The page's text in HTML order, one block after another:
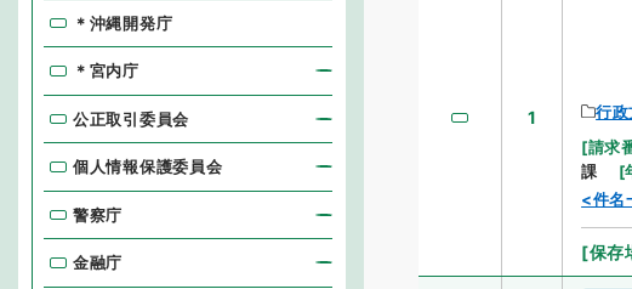
1 行政
[請求
課
[
<件名
[保存
＊沖縄開発庁
＊宮内庁
公正取引委員会
個人情報保護委員会
警察庁
金融庁